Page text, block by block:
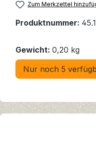
Zum Merkzettel
Produktnummer:
Gewicht: 0,20 kg
Nur noch 5